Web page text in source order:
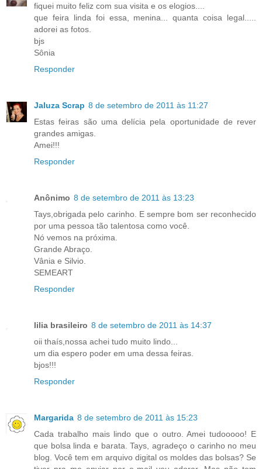
fiquei muito feliz com sua visita e os elogios....
que feira linda foi essa, menina... quanta coisa legal.....
adorei as fotos.
bjs
Sônia
Responder
Jaluza Scrap 8 de setembro de 2011 às 11:27
Estas feiras são uma delícia pela oportunidade de rever
grandes amigas.
Amei!!!
Responder
Anônimo 8 de setembro de 2011 às 13:23
Tays,obrigada pelo carinho. E sempre bom ser reconhecido
por uma pessoa tão talentosa como você.
Nó vemos na próxima.
Grande Abraço.
Vânia e Silvio.
SEMEART
Responder
lilia brasileiro 8 de setembro de 2011 às 14:37
oii thaís,nossa achei tudo muito lindo...
um dia espero poder em uma dessa feiras.
bjos!!!
Responder
Margarida 8 de setembro de 2011 às 15:23
Cada trabalho mais lindo que o outro. Amei tudooooo! E
que bolsa linda e barata. Tays, agradeço o carinho no meu
blog. Você tem em arquivo digital os moldes das bolsas? Se